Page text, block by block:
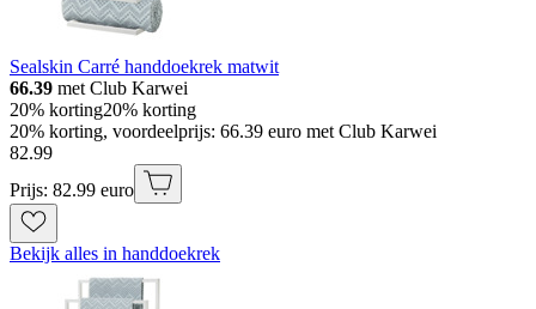
Sealskin Carré handdoekrek matwit
66.39 met Club Karwei
20% korting20% korting
20% korting, voordeelprijs: 66.39 euro met Club Karwei
82.99
Prijs: 82.99 euro
Bekijk alles in handdoekrek